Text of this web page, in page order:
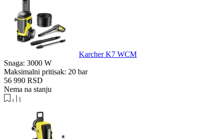
Karcher K7 WCM
Snaga: 3000 W
Maksimalni pritisak: 20 bar
56 990 RSD
Nema na stanju